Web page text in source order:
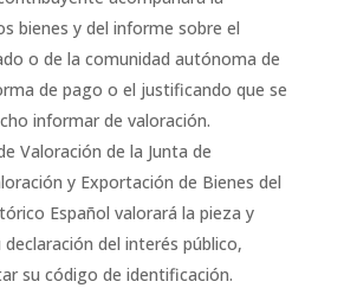
bienes y del informe sobre el
o de la comunidad autónoma de
de pago o el justificando que se
informar de valoración.
Valoración de la Junta de
y Exportación de Bienes del
Español valorará la pieza y
del interés público,
su código de identificación.